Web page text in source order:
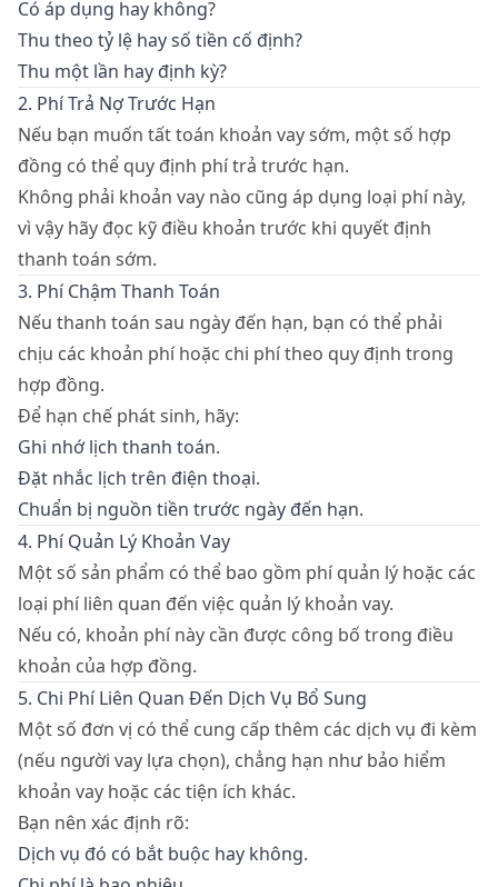
Có áp dụng hay không?
Thu theo tỷ lệ hay số tiền cố định?
Thu một lần hay định kỳ?
2. Phí Trả Nợ Trước Hạn
Nếu bạn muốn tất toán khoản vay sớm, một số hợp
đồng có thể quy định phí trả trước hạn.
Không phải khoản vay nào cũng áp dụng loại phí này,
vì vậy hãy đọc kỹ điều khoản trước khi quyết định
thanh toán sớm.
3. Phí Chậm Thanh Toán
Nếu thanh toán sau ngày đến hạn, bạn có thể phải
chịu các khoản phí hoặc chi phí theo quy định trong
hợp đồng.
Để hạn chế phát sinh, hãy:
Ghi nhớ lịch thanh toán.
Đặt nhắc lịch trên điện thoại.
Chuẩn bị nguồn tiền trước ngày đến hạn.
4. Phí Quản Lý Khoản Vay
Một số sản phẩm có thể bao gồm phí quản lý hoặc các
loại phí liên quan đến việc quản lý khoản vay.
Nếu có, khoản phí này cần được công bố trong điều
khoản của hợp đồng.
5. Chi Phí Liên Quan Đến Dịch Vụ Bổ Sung
Một số đơn vị có thể cung cấp thêm các dịch vụ đi kèm
(nếu người vay lựa chọn), chẳng hạn như bảo hiểm
khoản vay hoặc các tiện ích khác.
Bạn nên xác định rõ:
Dịch vụ đó có bắt buộc hay không.